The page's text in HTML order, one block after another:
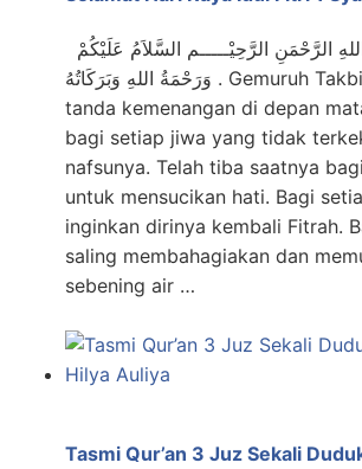
وَرَحْمَةُ اللهِ وَبَرَكَاتُهُ . Gemuruh Takbir bersahutan,
tanda kemenangan di depan
bagi setiap jiwa yang tidak
nafsunya. Telah tiba saatnya
untuk mensucikan hati. Bagi
inginkan dirinya kembali Fitrah.
saling membahagiakan dan
sebening air …
Tasmi Qur’an 3 Juz Sekali